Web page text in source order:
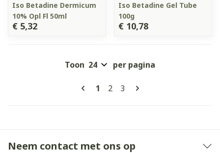
Iso Betadine Dermicum
10% Opl Fl 50ml
€ 5,32
Iso Betadine Gel Tube
100g
€ 10,78
Pagina's
U lees momenteel pagina
1 Pagina
2 Pagina
3
Toon per pagina
Neem contact met ons op